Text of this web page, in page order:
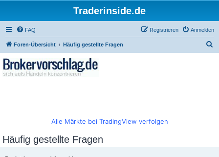
Traderinside.de
FAQ Anmelden
Registrieren
Foren-Übersicht Häufig gestellte Fragen
Alle Märkte bei TradingView verfolgen
Häufig gestellte Fragen